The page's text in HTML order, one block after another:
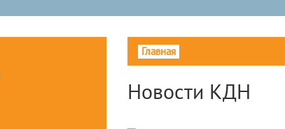
Главная
Новости КДН